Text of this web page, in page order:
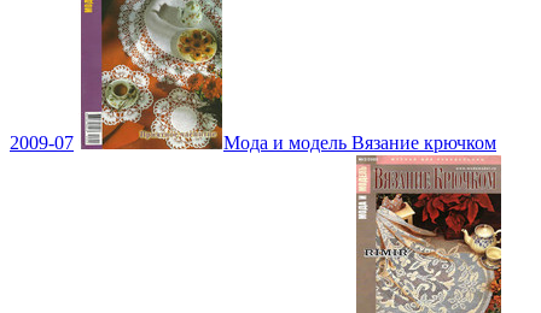
2009-07 Мода и модель Вязание крючком